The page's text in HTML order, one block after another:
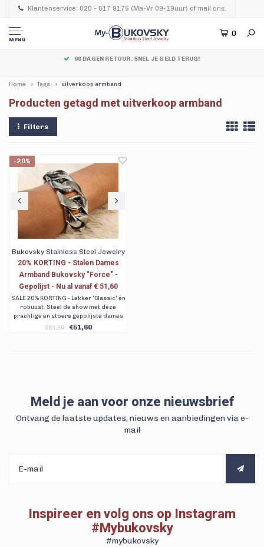
Klantenservice: 020 - 617 9175 (Ma-Vr 09-19uur) of mail ons.
MENU
0
90 DAGEN RETOUR. SNEL JE GELD TERUG!
Home Tags uitverkoop armband
Producten getagd met uitverkoop armband
Filters
-20%
Bukovsky Stainless Steel Jewelry
20% KORTING - Stalen Dames
Armband Bukovsky "Force" -
Gepolijst - Nu al vanaf € 51,60
SALE 20% KORTING - Lekker 'Classic' én
robuust. Steel de show met deze
prachtige en stoere gepolijste dames
schakelarmband met Gourmette
€64,50 €51,60
Meld je aan voor onze nieuwsbrief
Ontvang de laatste updates, nieuws en aanbiedingen via e-
mail
Inspireer en volg ons op Instagram
#Mybukovsky
#mybukovsky